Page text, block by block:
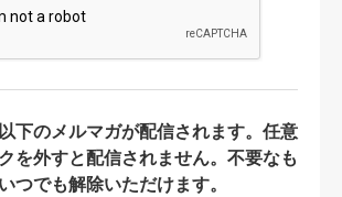
下のメルマガが配信されます。任意
を外すと配信されません。不要なも
つでも解除いただけます。